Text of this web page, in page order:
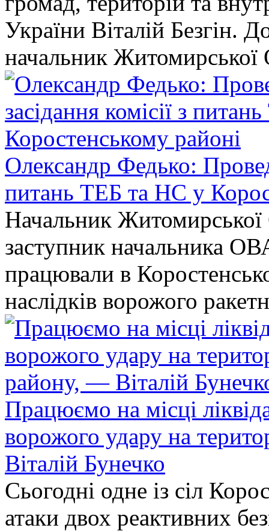
України Віталій Безгін.
начальник
Олександр Федько:
питань ТЕБ та НС у
Начальник
заступник начальника
працювали в
наслідків ворожого
Працюємо на місці
ворожого удару на
Віталій Бунечко
Сьогодні одне із сіл
атаки двох реактивних